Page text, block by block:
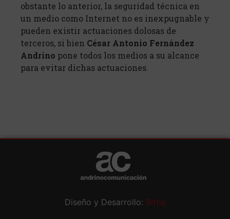
obstante lo anterior, la seguridad técnica en
un medio como Internet no es inexpugnable y
pueden existir actuaciones dolosas de
terceros, si bien César Antonio Fernández
Andrino pone todos los medios a su alcance
para evitar dichas actuaciones.
Diseño y Desarrollo: Bittia